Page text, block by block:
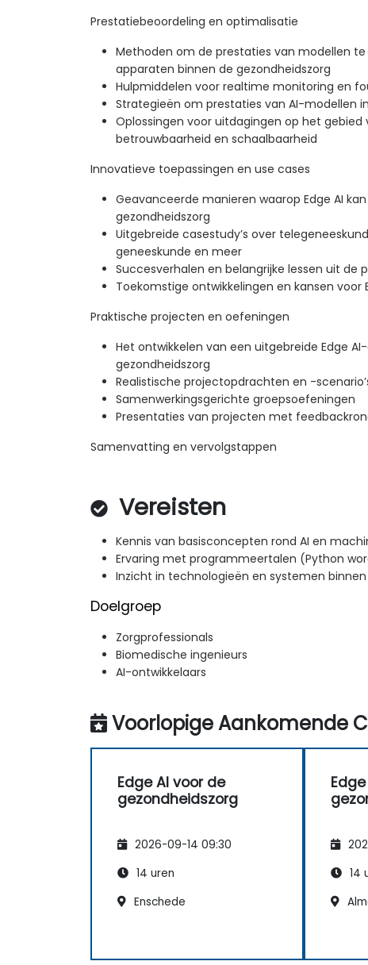
Prestatiebeoordeling en optimalisatie
Methoden om de prestaties van modellen
apparaten binnen de gezondheidszorg
Hulpmiddelen voor realtime monitoring en
Strategieën om prestaties van AI-modellen
Oplossingen voor uitdagingen op het gebied
betrouwbaarheid en schaalbaarheid
Innovatieve toepassingen en use cases
Geavanceerde manieren waarop Edge AI
gezondheidszorg
Uitgebreide casestudy’s over
geneeskunde en meer
Succesverhalen en belangrijke lessen uit de
Toekomstige ontwikkelingen en kansen voor
Praktische projecten en oefeningen
Het ontwikkelen van een uitgebreide Edge
gezondheidszorg
Realistische projectopdrachten en -
Samenwerkingsgerichte groepsoefeningen
Presentaties van projecten met
Samenvatting en vervolgstappen
Vereisten
Kennis van basisconcepten rond AI en
Ervaring met programmeertalen (Python
Inzicht in technologieën en systemen
Doelgroep
Zorgprofessionals
Biomedische ingenieurs
AI-ontwikkelaars
Voorlopige Aankomende
Edge AI voor de
gezondheidszorg
2026-09-14 09:30
14 uren
Enschede
14